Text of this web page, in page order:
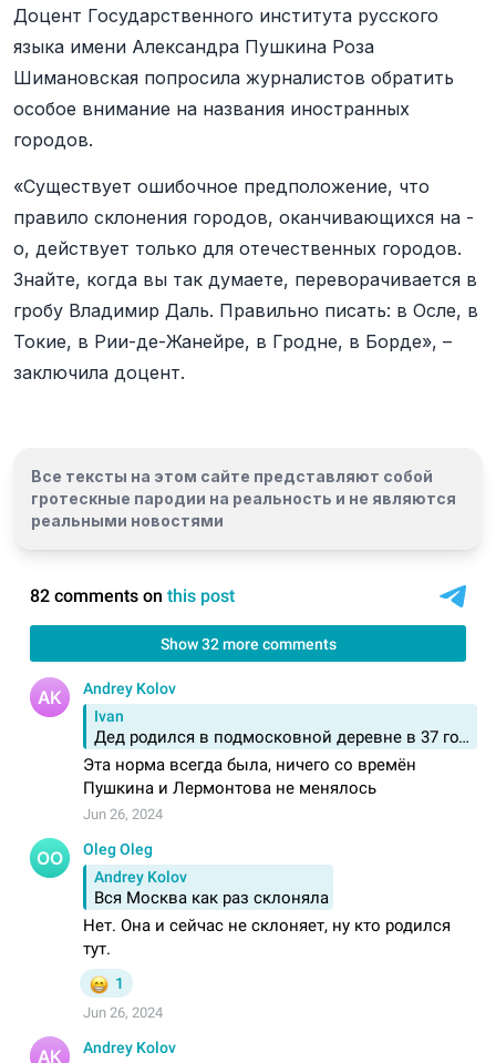
Доцент Государственного института русского
языка имени Александра Пушкина Роза
Шимановская попросила журналистов обратить
особое внимание на названия иностранных
городов.
«Существует ошибочное предположение, что
правило склонения городов, оканчивающихся на -
о, действует только для отечественных городов.
Знайте, когда вы так думаете, переворачивается в
гробу Владимир Даль. Правильно писать: в Осле, в
Токие, в Рии-де-Жанейре, в Гродне, в Борде», –
заключила доцент.
Все тексты на этом сайте представляют собой
гротескные пародии на реальность и не являются
реальными новостями